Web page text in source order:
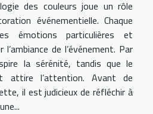
des couleurs joue un rôle
événementielle. Chaque
émotions particulières et
de l’événement. Par
la sérénité, tandis que le
attire l’attention. Avant de
il est judicieux de réfléchir à